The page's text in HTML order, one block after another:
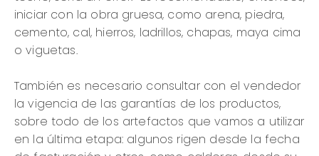
iniciar con la obra gruesa, como arena, piedra,
cemento, cal, hierros, ladrillos, chapas, maya cima
o viguetas.
También es necesario consultar con el vendedor
la vigencia de las garantías de los productos,
sobre todo de los artefactos que vamos a utilizar
en la última etapa: algunos rigen desde la fecha